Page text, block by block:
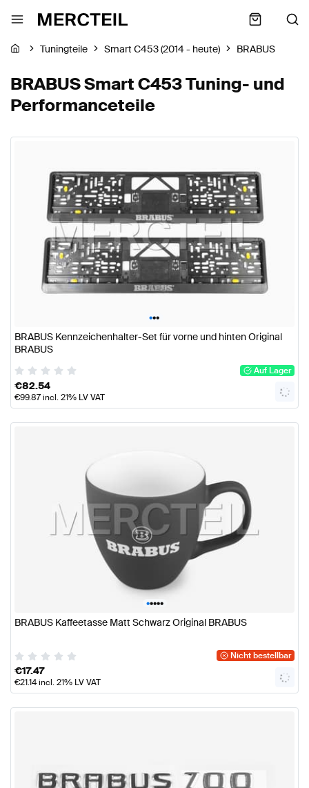
Tuningteile Smart C453 (2014 - heute) BRABUS
BRABUS Smart C453 Tuning- und
Performanceteile
•••
BRABUS Kennzeichenhalter-Set für vorne und hinten Original
BRABUS
Auf Lager
€82.54
€99.87incl. 21% LV VAT
•••••
BRABUS Kaffeetasse Matt Schwarz Original BRABUS
Nicht bestellbar
€17.47
€21.14incl. 21% LV VAT